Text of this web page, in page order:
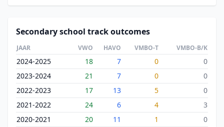
Secondary school track outcomes
JAAR VWO HAVO VMBO-T VMBO-B/K
2024-2025 18 7 0
0
2023-2024
21 7 0
0
2022-2023
17 13 5
0
2021-2022
24 6 4
3
2020-2021
20 11 1
0